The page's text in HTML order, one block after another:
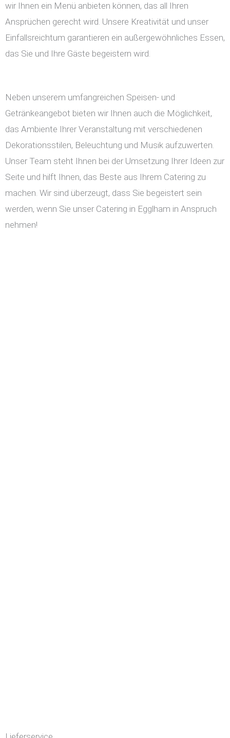
wir Ihnen ein Menü anbieten können, das all Ihren
Ansprüchen gerecht wird. Unsere Kreativität und unser
Einfallsreichtum garantieren ein außergewöhnliches Essen,
das Sie und Ihre Gäste begeistern wird.
Neben unserem umfangreichen Speisen- und
Getränkeangebot bieten wir Ihnen auch die Möglichkeit,
das Ambiente Ihrer Veranstaltung mit verschiedenen
Dekorationsstilen, Beleuchtung und Musik aufzuwerten.
Unser Team steht Ihnen bei der Umsetzung Ihrer Ideen zur
Seite und hilft Ihnen, das Beste aus Ihrem Catering zu
machen. Wir sind überzeugt, dass Sie begeistert sein
werden, wenn Sie unser Catering in Egglham in Anspruch
nehmen!